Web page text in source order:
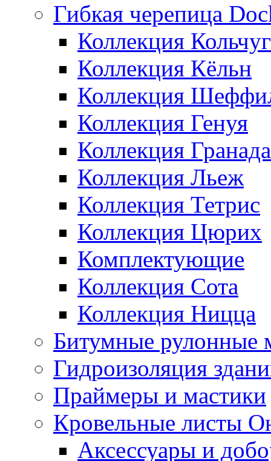
Гибкая черепица
Коллекция
Коллекция Кёльн
Коллекция
Коллекция Генуя
Коллекция Гранада
Коллекция Льеж
Коллекция Тетрис
Коллекция Цюрих
Комплектующие
Коллекция Сота
Коллекция Ницца
Битумные рулонные
Гидроизоляция
Праймеры и мастики
Кровельные листы
Аксессуары и